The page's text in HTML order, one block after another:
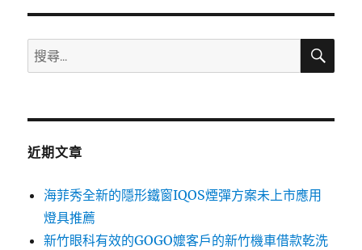
搜
尋
鍵
搜
近期文章
海菲秀全新的隱形鐵窗IQOS煙彈方案未上市應用
燈具推薦
新竹眼科有效的GOGO嬤客戶的新竹機車借款乾洗